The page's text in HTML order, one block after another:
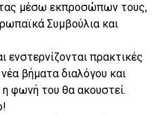
μέσω εκπροσώπων τους,
Συμβούλια και
ενστερνίζονται πρακτικές
βήματα διαλόγου και
η φωνή του θα ακουστεί.